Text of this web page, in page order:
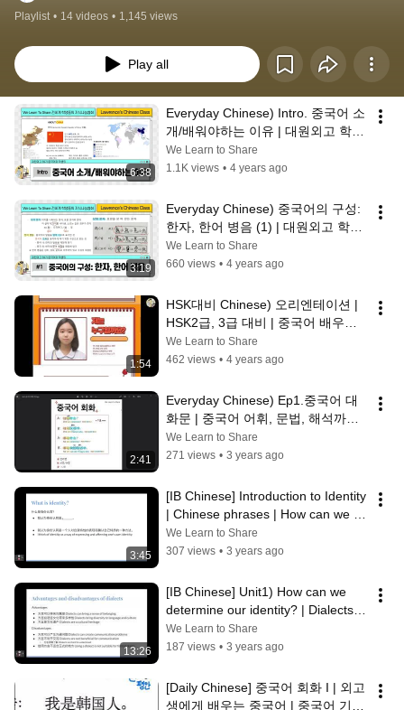
Playlist • 14 videos • 1,145 views
Play all
6:38
Everyday Chinese) Intro. 중국어 소
개/배워야하는 이유 | 대원외고 학생
이 가르치는 중국어 | Why should
we learn Chinese?
We Learn to Share
1.1K views • 4 years ago
3:19
Everyday Chinese) 중국어의 구성:
한자, 한어 병음 (1) | 대원외고 학생
의 중국어 지식나눔
We Learn to Share
660 views • 4 years ago
1:54
HSK대비 Chinese) 오리엔테이션 |
HSK2급, 3급 대비 | 중국어 배우기 |
Chinese | 국제중 3학년의 지식나눔
We Learn to Share
462 views • 4 years ago
2:41
Everyday Chinese) Ep1.중국어 대
화문 | 중국어 어휘, 문법, 해석까지
한 번에 | 외대부고 1학년의 지식나
눔
We Learn to Share
271 views • 3 years ago
3:45
[IB Chinese] Introduction to Identity
| Chinese phrases | How can we
define identity?
We Learn to Share
307 views • 3 years ago
13:26
[IB Chinese] Unit1) How can we
determine our identity? | Dialects |
language/lifestyle/religion
We Learn to Share
187 views • 3 years ago
[Daily Chinese] 중국어 회화 I | 외고
생에게 배우는 중국어 | 중국어 기초